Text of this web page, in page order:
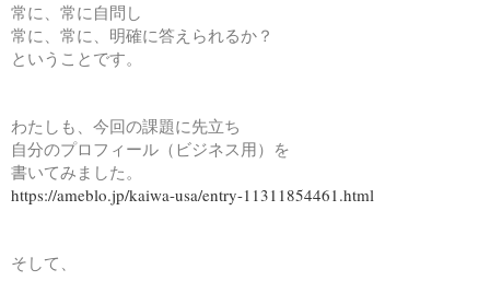
常に、常に自問し
常に、常に、明確に答えられるか？
ということです。
わたしも、今回の課題に先立ち
自分のプロフィール（ビジネス用）を
書いてみました。
https://ameblo.jp/kaiwa-usa/entry-11311854461.html
そして、